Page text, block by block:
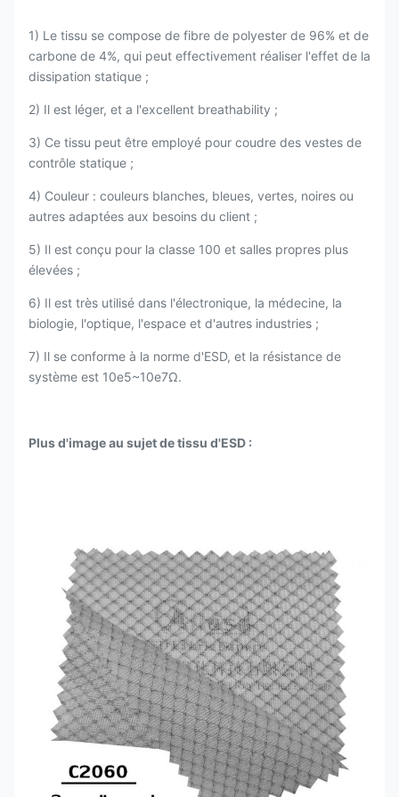
1) Le tissu se compose de fibre de polyester de 96% et de
carbone de 4%, qui peut effectivement réaliser l'effet de la
dissipation statique ;
2) Il est léger, et a l'excellent breathability ;
3) Ce tissu peut être employé pour coudre des vestes de
contrôle statique ;
4) Couleur : couleurs blanches, bleues, vertes, noires ou
autres adaptées aux besoins du client ;
5) Il est conçu pour la classe 100 et salles propres plus
élevées ;
6) Il est très utilisé dans l'électronique, la médecine, la
biologie, l'optique, l'espace et d'autres industries ;
7) Il se conforme à la norme d'ESD, et la résistance de
système est 10e5~10e7Ω.
Plus d'image au sujet de tissu d'ESD :